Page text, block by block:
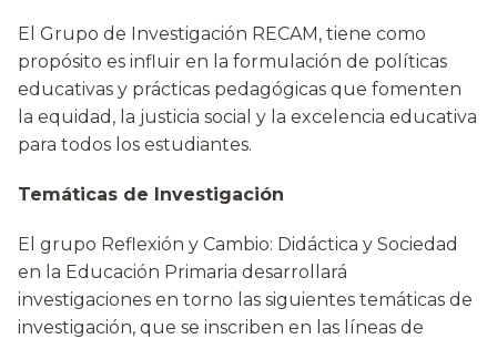
El Grupo de Investigación RECAM, tiene como
propósito es influir en la formulación de políticas
educativas y prácticas pedagógicas que fomenten
la equidad, la justicia social y la excelencia educativa
para todos los estudiantes.
Temáticas de Investigación
El grupo Reflexión y Cambio: Didáctica y Sociedad
en la Educación Primaria desarrollará
investigaciones en torno las siguientes temáticas de
investigación, que se inscriben en las líneas de